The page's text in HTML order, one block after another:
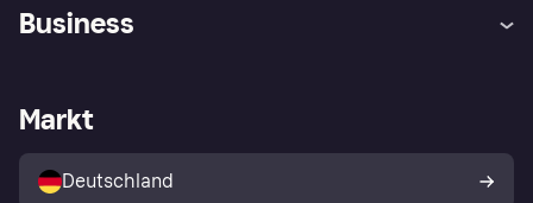
Klarna App
Shops entdecken
Käuferschutzrichtlinie
Dein Widerrufsrecht
Business
Händlerportal
Markt
Deutschland